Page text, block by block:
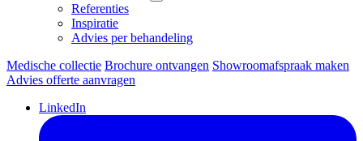
Referenties
Inspiratie
Advies per behandeling
Medische collectie Brochure ontvangen Showroomafspraak maken
Advies offerte aanvragen
LinkedIn